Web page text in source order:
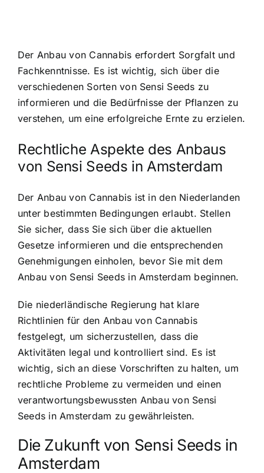
Der Anbau von Cannabis erfordert Sorgfalt und
Fachkenntnisse. Es ist wichtig, sich über die
verschiedenen Sorten von Sensi Seeds zu
informieren und die Bedürfnisse der Pflanzen zu
verstehen, um eine erfolgreiche Ernte zu erzielen.
Rechtliche Aspekte des Anbaus
von Sensi Seeds in Amsterdam
Der Anbau von Cannabis ist in den Niederlanden
unter bestimmten Bedingungen erlaubt. Stellen
Sie sicher, dass Sie sich über die aktuellen
Gesetze informieren und die entsprechenden
Genehmigungen einholen, bevor Sie mit dem
Anbau von Sensi Seeds in Amsterdam beginnen.
Die niederländische Regierung hat klare
Richtlinien für den Anbau von Cannabis
festgelegt, um sicherzustellen, dass die
Aktivitäten legal und kontrolliert sind. Es ist
wichtig, sich an diese Vorschriften zu halten, um
rechtliche Probleme zu vermeiden und einen
verantwortungsbewussten Anbau von Sensi
Seeds in Amsterdam zu gewährleisten.
Die Zukunft von Sensi Seeds in
Amsterdam